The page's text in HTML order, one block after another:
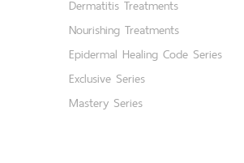
Dermatitis Treatments
Nourishing Treatments
Epidermal Healing Code Series
Exclusive Series
Mastery Series